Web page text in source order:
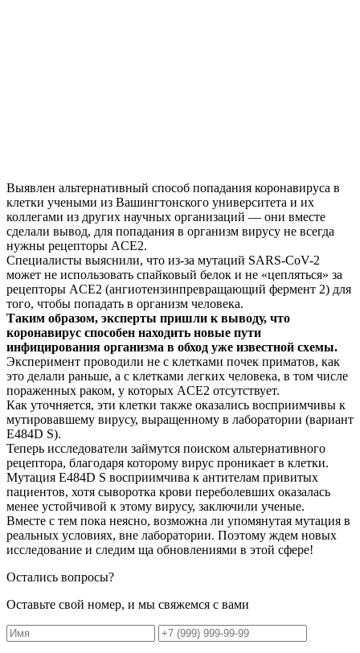
Выявлен альтернативный способ попадания коронавируса в
клетки учеными из Вашингтонского университета и их
коллегами из других научных организаций — они вместе
сделали вывод, для попадания в организм вирусу не всегда
нужны рецепторы ACE2.
Специалисты выяснили, что из-за мутаций SARS-CoV-2
может не использовать спайковый белок и не «цепляться» за
рецепторы ACE2 (ангиотензинпревращающий фермент 2) для
того, чтобы попадать в организм человека.
Таким образом, эксперты пришли к выводу, что
коронавирус способен находить новые пути
инфицирования организма в обход уже известной схемы.
Эксперимент проводили не с клетками почек приматов, как
это делали раньше, а с клетками легких человека, в том числе
пораженных раком, у которых ACE2 отсутствует.
Как уточняется, эти клетки также оказались восприимчивы к
мутировавшему вирусу, выращенному в лаборатории (вариант
E484D S).
Теперь исследователи займутся поиском альтернативного
рецептора, благодаря которому вирус проникает в клетки.
Мутация E484D S восприимчива к антителам привитых
пациентов, хотя сыворотка крови переболевших оказалась
менее устойчивой к этому вирусу, заключили ученые.
Вместе с тем пока неясно, возможна ли упомянутая мутация в
реальных условиях, вне лаборатории. Поэтому ждем новых
исследование и следим ща обновлениями в этой сфере!
Остались вопросы?
Оставьте свой номер, и мы свяжемся с вами